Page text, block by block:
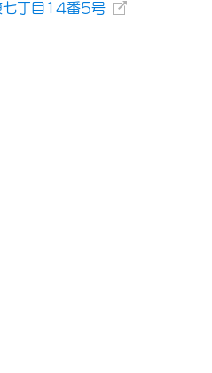
七丁目14番5号